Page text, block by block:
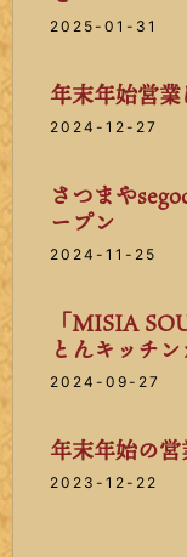
2025-01-31
年末年始営
2024-12-27
さつまや
ープン
2024-11-25
「MISIA
とんキッチ
2024-09-27
年末年始の
2023-12-22